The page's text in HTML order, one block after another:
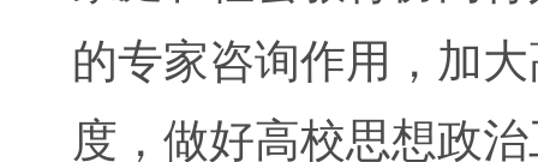
的专家咨询作用，加
度，做好高校思想政